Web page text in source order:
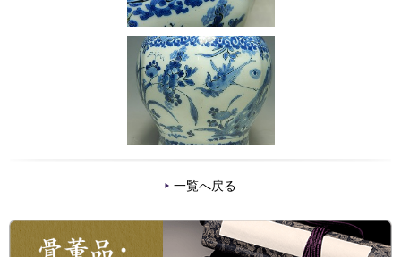
一覧へ戻る